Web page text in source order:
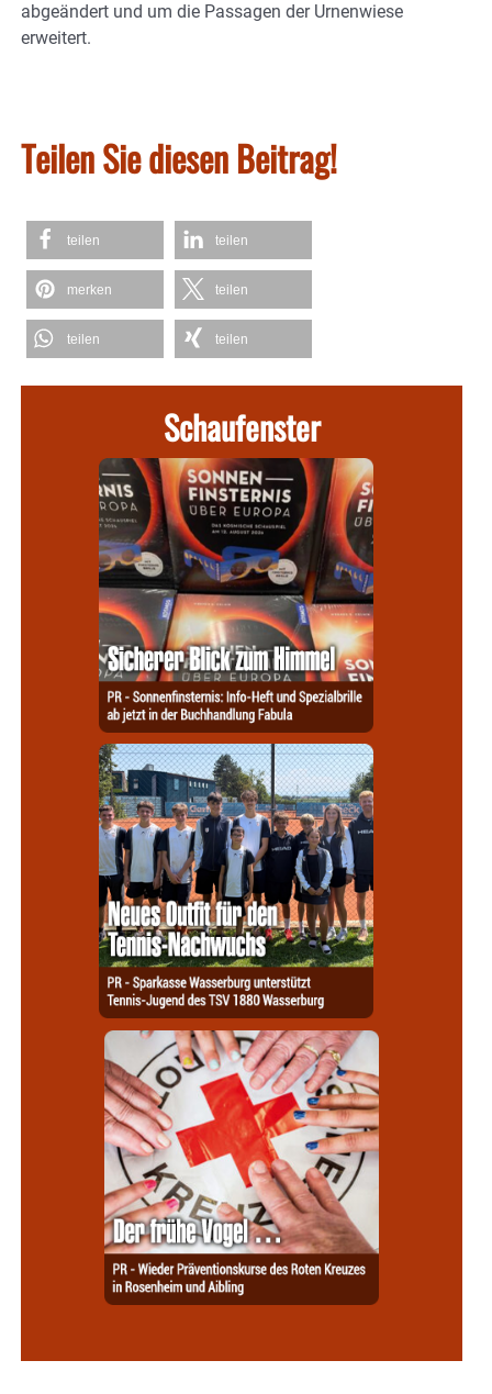
abgeändert und um die Passagen der Urnenwiese
erweitert.
Teilen Sie diesen Beitrag!
teilen teilen
merken teilen
teilen teilen
Schaufenster